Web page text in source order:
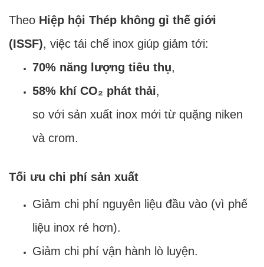
Theo Hiệp hội Thép không gỉ thế giới
(ISSF), việc tái chế inox giúp giảm tới:
70% năng lượng tiêu thụ,
58% khí CO₂ phát thải,
so với sản xuất inox mới từ quặng niken
và crom.
Tối ưu chi phí sản xuất
Giảm chi phí nguyên liệu đầu vào (vì phế
liệu inox rẻ hơn).
Giảm chi phí vận hành lò luyện.